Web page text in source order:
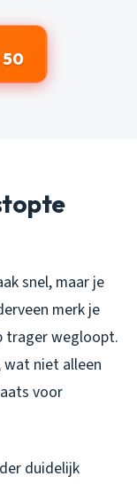
50
snel, maar je
merk je
trager wegloopt.
wat niet alleen
voor
duidelijk